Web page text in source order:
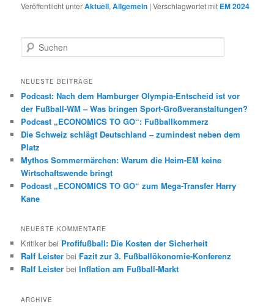
Veröffentlicht unterAktuell,Allgemein |Verschlagwortet mit EM 2024
u
h
n
NEUESTE BEITRÄGE
Podcast: Nach dem Hamburger Olympia-Entscheid ist vor
der Fußball-WM – Was bringen Sport-Großveranstaltungen?
Podcast „ECONOMICS TO GO“: Fußballkommerz
Die Schweiz schlägt Deutschland – zumindest neben dem
Platz
Mythos Sommermärchen: Warum die Heim-EM keine
Wirtschaftswende bringt
Podcast „ECONOMICS TO GO“ zum Mega-Transfer Harry
Kane
NEUESTE KOMMENTARE
Kritiker bei Profifußball: Die Kosten der Sicherheit
Ralf Leister bei Fazit zur 3. Fußballökonomie-Konferenz
Ralf Leister beiInflation am Fußball-Markt
ARCHIVE